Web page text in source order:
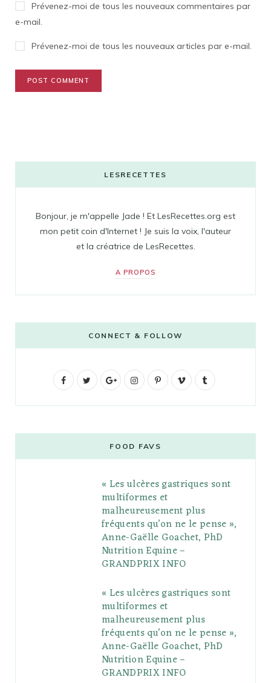
Prévenez-moi de tous les nouveaux commentaires par
e-mail.
Prévenez-moi de tous les nouveaux articles par e-mail.
LESRECETTES
Bonjour, je m'appelle Jade ! Et LesRecettes.org est
mon petit coin d'Internet ! Je suis la voix, l'auteur
et la créatrice de LesRecettes.
A PROPOS
CONNECT & FOLLOW
F
b
t
G
g
l
e
P
l
s
I
t
a
g
r
a
m
P
e
r
e
s
V
o
l
r
FOOD FAVS
« Les ulcères gastriques sont
multiformes et
malheureusement plus
fréquents qu’on ne le pense »,
Anne-Gaëlle Goachet, PhD
Nutrition Equine –
GRANDPRIX INFO
« Les ulcères gastriques sont
multiformes et
malheureusement plus
fréquents qu’on ne le pense »,
Anne-Gaëlle Goachet, PhD
Nutrition Equine –
GRANDPRIX INFO